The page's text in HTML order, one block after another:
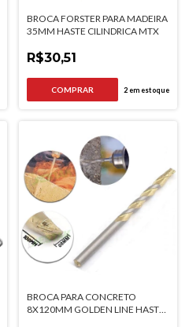
BROCA FORSTER PARA MADEIRA
35MM HASTE CILINDRICA MTX
R$30,51
2em estoque
BROCA PARA CONCRETO
8X120MM GOLDEN LINE HASTE